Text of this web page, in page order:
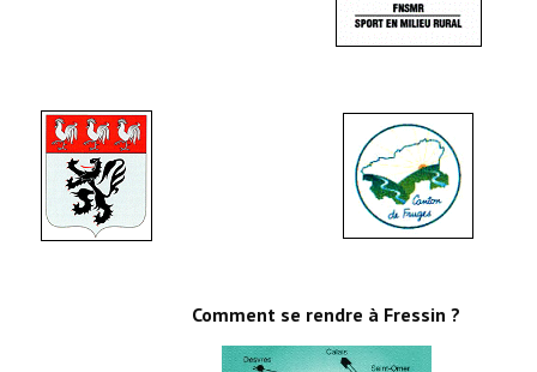
Maison des services et des associations fressinoises
Village culturel
La société musicale de l'Avenir Fressinois
Les Amis du PatrimoineComment se rendre à Fressin ?